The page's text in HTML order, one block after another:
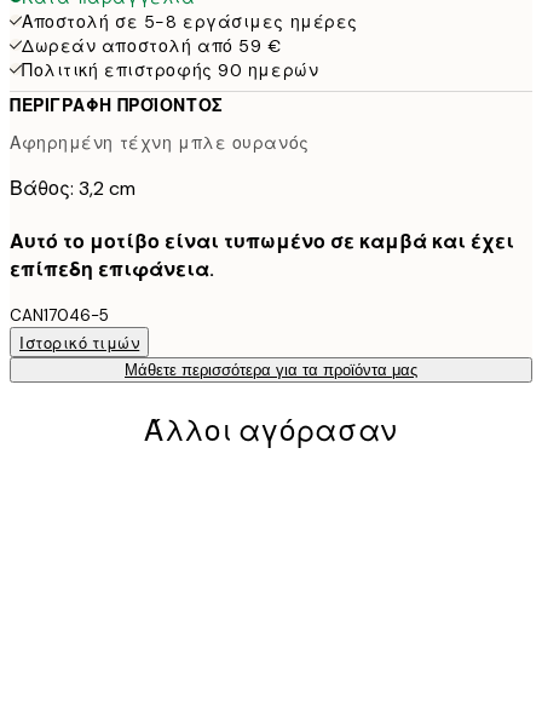
Αποστολή σε 5-8 εργάσιμες ημέρες
Δωρεάν αποστολή από 59 €
Πολιτική επιστροφής 90 ημερών
ΠΕΡΙΓΡΑΦΉ ΠΡΟΪΌΝΤΟΣ
Αφηρημένη τέχνη μπλε ουρανός
Βάθος: 3,2 cm
Αυτό το μοτίβο είναι τυπωμένο σε καμβά και έχει
επίπεδη επιφάνεια.
CAN17046-5
Ιστορικό τιμών
Μάθετε περισσότερα για τα προϊόντα μας
Άλλοι αγόρασαν